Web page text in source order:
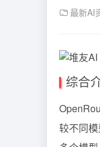
最新AI
综合
较不同